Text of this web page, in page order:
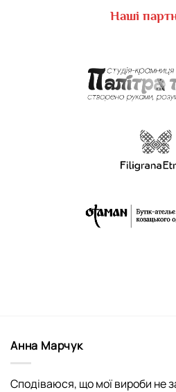
Наші
Анна Марчук
Сподіваюся, що мої вироби не